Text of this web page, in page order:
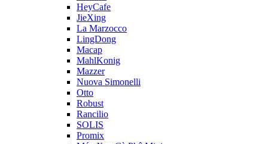
HeyCafe
JieXing
La Marzocco
LingDong
Macap
MahlKonig
Mazzer
Nuova Simonelli
Otto
Robust
Rancilio
SOLIS
Promix